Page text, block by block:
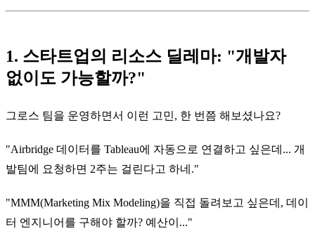
1. 스타트업의 리소스 딜레마: "개발자
없이도 가능할까?"
그로스 팀을 운영하면서 이런 고민, 한 번쯤 해보셨나요?
"Airbridge 데이터를 Tableau에 자동으로 연결하고 싶은데... 개
발팀에 요청하면 2주는 걸린다고 하네."
"MMM(Marketing Mix Modeling)을 직접 돌려보고 싶은데, 데이
터 엔지니어를 구해야 할까? 예산이..."